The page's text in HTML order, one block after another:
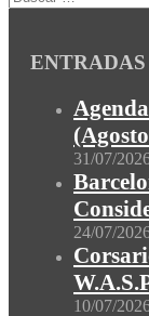
31/07/
24/07/
10/07/